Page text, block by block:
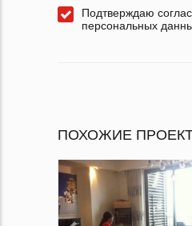
Подтверждаю
персональных
ПОХОЖИЕ